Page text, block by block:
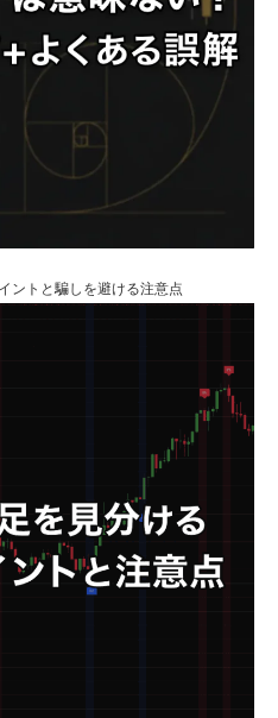
ントと騙しを避ける注意点